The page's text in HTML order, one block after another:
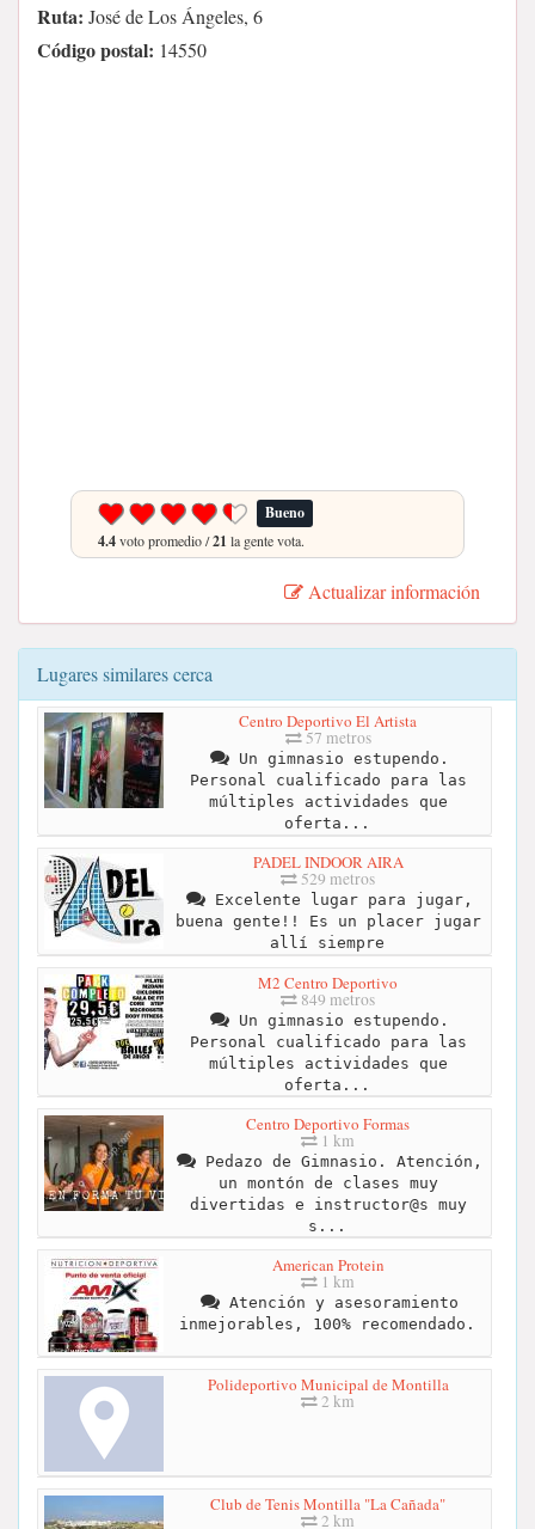
Ruta: José de Los Ángeles, 6
Código postal: 14550
Bueno
4.4voto promedio /21 la gente vota.
Actualizar información
Lugares similares cerca
Centro Deportivo El Artista
57 metros
Un gimnasio estupendo.
Personal cualificado para las
múltiples actividades que
oferta...
PADEL INDOOR AIRA
529 metros
Excelente lugar para jugar,
buena gente!! Es un placer jugar
allí siempre
M2 Centro Deportivo
849 metros
Un gimnasio estupendo.
Personal cualificado para las
múltiples actividades que
oferta...
Centro Deportivo Formas
1 km
Pedazo de Gimnasio. Atención,
un montón de clases muy
divertidas e instructor@s muy
s...
American Protein
1 km
Atención y asesoramiento
inmejorables, 100% recomendado.
Polideportivo Municipal de Montilla
2 km
Club de Tenis Montilla "La Cañada"
2 km